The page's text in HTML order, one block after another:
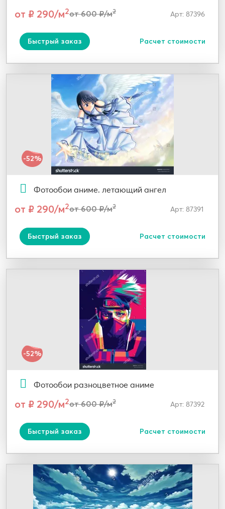
от ₽ 290/м2от 600 ₽/м2 Арт: 87396
Быстрый заказ Расчет стоимости
-52%
Фотообои аниме. летающий ангел
от ₽ 290/м2от 600 ₽/м2 Арт: 87391
Быстрый заказ Расчет стоимости
-52%
Фотообои разноцветное аниме
от ₽ 290/м2от 600 ₽/м2 Арт: 87392
Быстрый заказ Расчет стоимости